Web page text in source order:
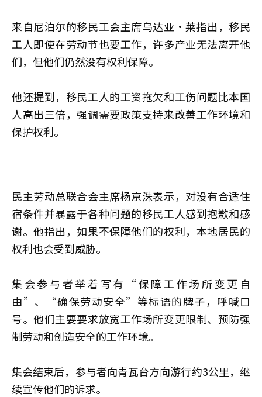
来自尼泊尔的移民工会主席乌达亚·莱指出，移民
工人即使在劳动节也要工作，许多产业无法离开他
们，但他们仍然没有权利保障。
他还提到，移民工人的工资拖欠和工伤问题比本国
人高出三倍，强调需要政策支持来改善工作环境和
保护权利。
民主劳动总联合会主席杨京洙表示，对没有合适住
宿条件并暴露于各种问题的移民工人感到抱歉和感
谢。他指出，如果不保障他们的权利，本地居民的
权利也会受到威胁。
集会参与者举着写有“保障工作场所变更自
由”、“确保劳动安全”等标语的牌子，呼喊口
号。他们主要要求放宽工作场所变更限制、预防强
制劳动和创造安全的工作环境。
集会结束后，参与者向青瓦台方向游行约3公里，继
续宣传他们的诉求。